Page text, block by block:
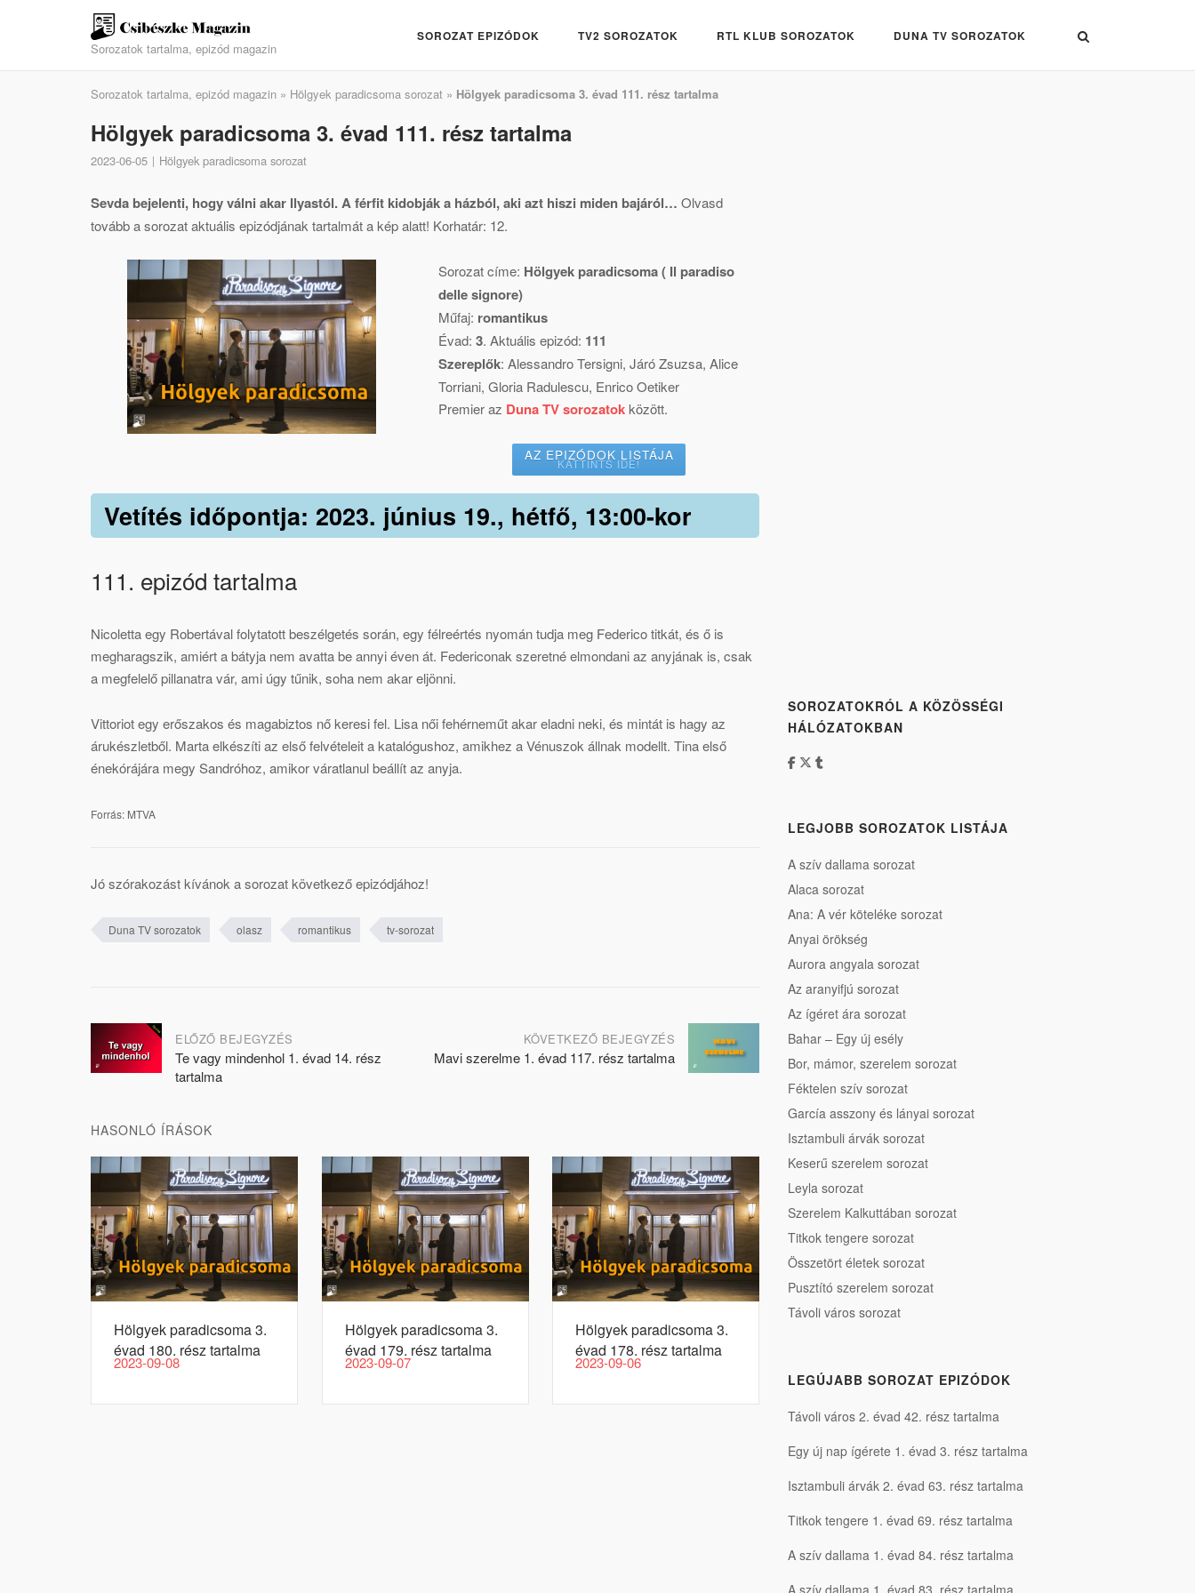
Sorozatok tartalma, epizód magazin
SOROZAT EPIZÓDOK TV2 SOROZATOK RTL KLUB SOROZATOK DUNA TV SOROZATOK
Sorozatok tartalma, epizód magazin » Hölgyek paradicsoma sorozat » Hölgyek paradicsoma 3. évad 111. rész tartalma
Hölgyek paradicsoma 3. évad 111. rész tartalma
2023-06-05 Hölgyek paradicsoma sorozat
Sevda bejelenti, hogy válni akar Ilyastól. A férfit kidobják a házból, aki azt hiszi miden bajáról… Olvasd
tovább a sorozat aktuális epizódjának tartalmát a kép alatt! Korhatár: 12.
Sorozat címe: Hölgyek paradicsoma ( Il paradiso
delle signore)
Műfaj: romantikus
Évad:3. Aktuális epizód: 111
Szereplők:Alessandro Tersigni,Járó Zsuzsa,Alice
Torriani,Gloria Radulescu, Enrico Oetiker
Premier az Duna TV sorozatok között.
AZ EPIZÓDOK LISTÁJA
KATTINTS IDE!
Vetítés időpontja: 2023. június 19., hétfő, 13:00-kor
111. epizód tartalma
Nicoletta egy Robertával folytatott beszélgetés során, egy félreértés nyomán tudja meg Federico titkát, és ő is
megharagszik, amiért a bátyja nem avatta be annyi éven át. Federiconak szeretné elmondani az anyjának is, csak
a megfelelő pillanatra vár, ami úgy tűnik, soha nem akar eljönni.
Vittoriot egy erőszakos és magabiztos nő keresi fel. Lisa női fehérneműt akar eladni neki, és mintát is hagy az
árukészletből. Marta elkészíti az első felvételeit a katalógushoz, amikhez a Vénuszok állnak modellt. Tina első
énekórájára megy Sandróhoz, amikor váratlanul beállít az anyja.
Forrás: MTVA
Jó szórakozást kívánok a sorozat következő epizódjához!
Duna TV sorozatok olasz romantikus tv-sorozat
Post
navigation
ELŐZŐ BEJEGYZÉS
Te vagy mindenhol 1. évad 14. rész
tartalma
KÖVETKEZŐ BEJEGYZÉS
Mavi szerelme 1. évad 117. rész tartalma
HASONLÓ ÍRÁSOK
Hölgyek paradicsoma 3.
évad 180. rész tartalma
2023-09-08
Hölgyek paradicsoma 3.
évad 179. rész tartalma
2023-09-07
Hölgyek paradicsoma 3.
évad 178. rész tartalma
2023-09-06
SOROZATOKRÓL A KÖZÖSSÉGI
HÁLÓZATOKBAN
LEGJOBB SOROZATOK LISTÁJA
A szív dallama sorozat
Alaca sorozat
Ana: A vér köteléke sorozat
Anyai örökség
Aurora angyala sorozat
Az aranyifjú sorozat
Az ígéret ára sorozat
Bahar – Egy új esély
Bor, mámor, szerelem sorozat
Féktelen szív sorozat
García asszony és lányai sorozat
Isztambuli árvák sorozat
Keserű szerelem sorozat
Leyla sorozat
Szerelem Kalkuttában sorozat
Titkok tengere sorozat
Összetört életek sorozat
Pusztító szerelem sorozat
Távoli város sorozat
LEGÚJABB SOROZAT EPIZÓDOK
Távoli város 2. évad 42. rész tartalma
Egy új nap ígérete 1. évad 3. rész tartalma
Isztambuli árvák 2. évad 63. rész tartalma
Titkok tengere 1. évad 69. rész tartalma
A szív dallama 1. évad 84. rész tartalma
A szív dallama 1. évad 83. rész tartalma